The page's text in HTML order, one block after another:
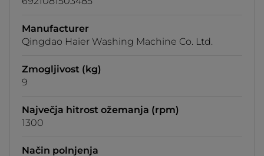
Manufacturer
Qingdao Haier Washing Machine Co. Ltd.
Zmogljivost (kg)
9
Največja hitrost ožemanja (rpm)
1300
Način polnjenja